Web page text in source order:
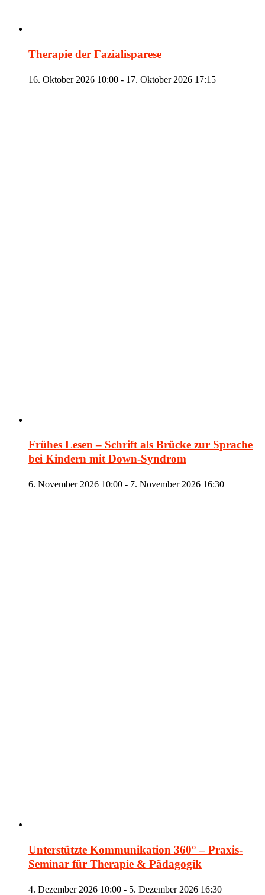
Therapie der Fazialisparese
16. Oktober 2026 10:00 - 17. Oktober 2026 17:15
Frühes Lesen – Schrift als Brücke zur Sprache
bei Kindern mit Down-Syndrom
6. November 2026 10:00 - 7. November 2026 16:30
Unterstützte Kommunikation 360° – Praxis-
Seminar für Therapie & Pädagogik
4. Dezember 2026 10:00 - 5. Dezember 2026 16:30